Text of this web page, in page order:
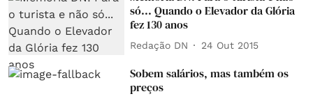
só... Quando o Elevador da Glória
fez 130 anos
Redação DN 24 Out 2015
Sobem salários, mas também os
preços